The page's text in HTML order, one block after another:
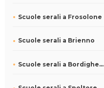
Scuole serali a Frosolone
Scuole serali a Brienno
Scuole serali a Bordighera